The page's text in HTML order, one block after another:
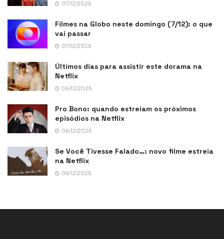
07/12/2025
Filmes na Globo neste domingo (7/12): o que
vai passar
07/12/2025
Últimos dias para assistir este dorama na
Netflix
06/12/2025
Pro Bono: quando estreiam os próximos
episódios na Netflix
06/12/2025
Se Você Tivesse Falado…: novo filme estreia
na Netflix
04/12/2025